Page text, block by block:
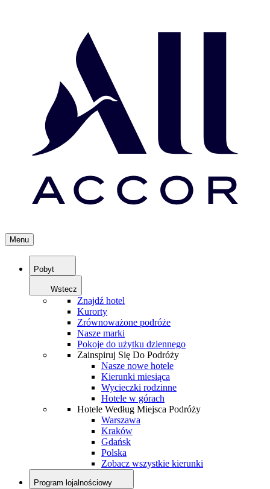
Menu
Pobyt
Wstecz
Znajdź hotel
Kurorty
Zrównoważone podróże
Nasze marki
Pokoje do użytku dziennego
Zainspiruj Się Do Podróży
Nasze nowe hotele
Kierunki miesiąca
Wycieczki rodzinne
Hotele w górach
Hotele Według Miejsca Podróży
Warszawa
Kraków
Gdańsk
Polska
Zobacz wszystkie kierunki
Program lojalnościowy